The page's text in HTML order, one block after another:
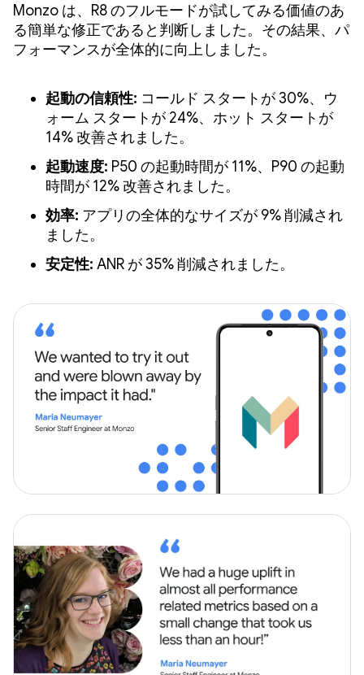
Monzo は、R8 のフルモードが試してみる価値のあ
る簡単な修正であると判断しました。その結果、パ
フォーマンスが全体的に向上しました。
起動の信頼性: コールド スタートが 30%、ウ
ォーム スタートが 24%、ホット スタートが
14% 改善されました。
起動速度: P50 の起動時間が 11%、P90 の起動
時間が 12% 改善されました。
効率: アプリの全体的なサイズが 9% 削減され
ました。
安定性: ANR が 35% 削減されました。